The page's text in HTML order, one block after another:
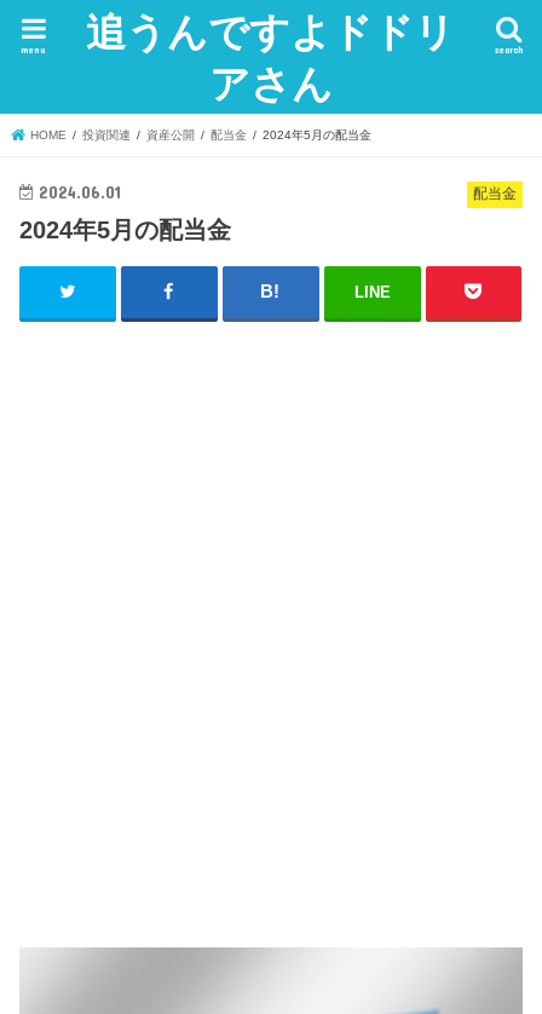
追うんですよドドリ
アさん
search
menu
HOME 投資関連 資産公開 配当金 2024年5月の配当金
配当金
2024.06.01
2024年5月の配当金
LINE